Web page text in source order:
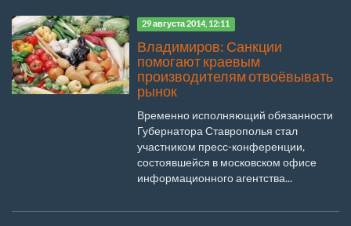
29 августа 2014, 12:11
Владимиров: Санкции
помогают краевым
производителям отвоёвывать
рынок
Временно исполняющий обязанности
Губернатора Ставрополья стал
участником пресс-конференции,
состоявшейся в московском офисе
информационного агентства...